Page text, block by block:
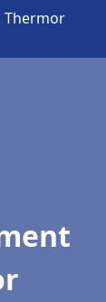
Thermor